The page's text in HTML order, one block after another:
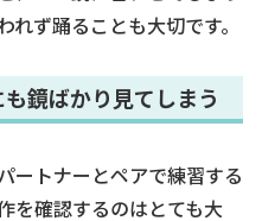
ず踊ることも大切です。
鏡ばかり見てしまう
ートナーとペアで練習する
を確認するのはとても大